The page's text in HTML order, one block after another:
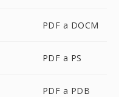
PDF a DOCM
PDF a PS
PDF a PDB